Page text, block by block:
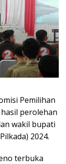
Pemilihan
perolehan
wakil bupati
2024.
terbuka